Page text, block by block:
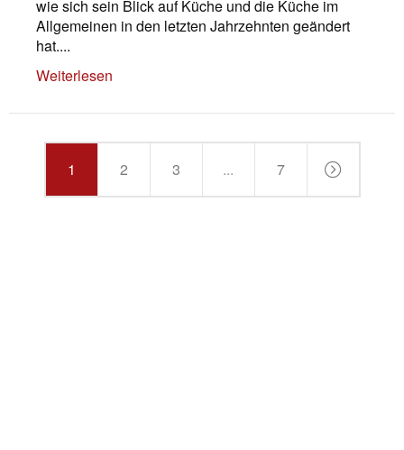
wie sich sein Blick auf Küche und die Küche im
Allgemeinen in den letzten Jahrzehnten geändert
hat....
Weiterlesen
1 2 3 ... 7